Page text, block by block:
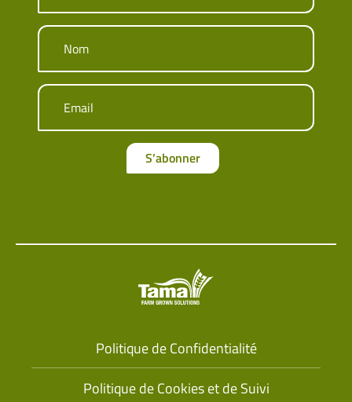
Nom
Email
S’abonner
Politique de Confidentialité
Politique de Cookies et de Suivi